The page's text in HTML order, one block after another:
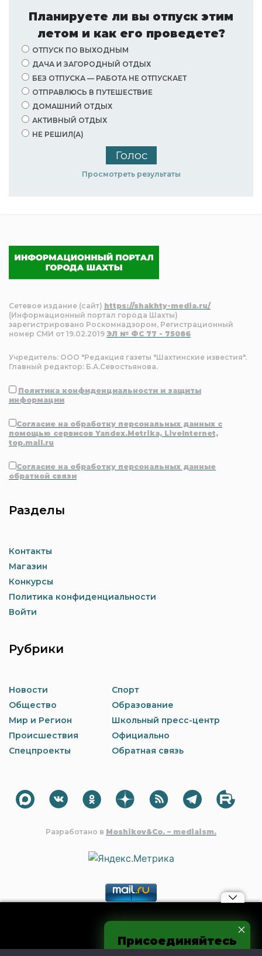
Планируете ли вы отпуск этим
летом и как его проведете?
ОТПУСК ПО ВЫХОДНЫМ
ДАЧА И ЗАГОРОДНЫЙ ОТДЫХ
БЕЗ ОТПУСКА — РАБОТА НЕ ОТПУСКАЕТ
ОТПРАВЛЮСЬ В ПУТЕШЕСТВИЕ
ДОМАШНИЙ ОТДЫХ
АКТИВНЫЙ ОТДЫХ
НЕ РЕШИЛ(А)
Просмотреть результаты
Сетевое издание (сайт) https://shakhty-media.ru/
(Информационный портал города Шахты)
зарегистрировано Роскомнадзором, Регистрационный
номер СМИ от 19.02.2019 ЭЛ № ФС 77 - 75086
Учредитель: ООО "Редакция газеты "Шахтинские известия".
Главный редактор: Б.А.Севостьянова.
Политика конфиденциальности и защиты
информации
Согласие на обработку персональных данных с
помощью сервисов Yandex.Metrika, LiveInternet,
top.mail.ru
Согласие на обработку персональных данные
обратной связи
Разделы
Контакты
Магазин
Конкурсы
Политика конфиденциальности
Войти
Рубрики
Новости
Общество
Мир и Регион
Происшествия
Спецпроекты
Спорт
Образование
Школьный пресс-центр
Официально
Обратная связь
Разработано в Moshikov&Co. – mediaism.
Материалы, авторские права на которые принадлежат OOO
"Редакция газеты "Шахтинские известия", могут быть
Присоединяйтесь